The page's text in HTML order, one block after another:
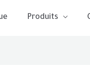
Produits